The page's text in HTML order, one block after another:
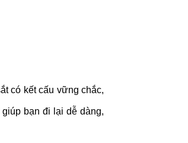
có kết cấu vững chắc,
bạn đi lại dễ dàng,